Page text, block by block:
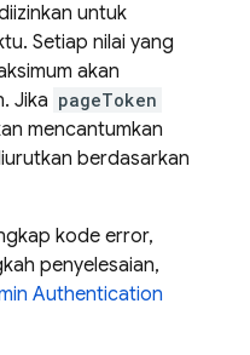
untuk
Setiap nilai yang
akan
Jika pageToken
mencantumkan
berdasarkan
kode error,
penyelesaian,
Authentication